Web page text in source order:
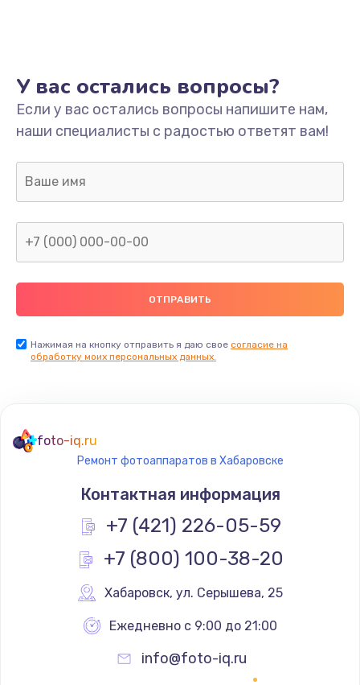
Замена/Pемонт карбюратора
1300 руб.
Заказать
Ремонт капиллярной трубки
400 руб.
Заказать
Замена термостата
1200 руб.
Заказать
Замена реле
Замена термопредохранителя
700 руб.
У вас остались вопросы?
Если у вас остались вопросы напишите нам,
наши специалисты с радостью ответят вам!
Нажимая на кнопку отправить я даю свое согласие на
обработку моих персональных данных.
foto-iq.ru
Ремонт фотоаппаратов в Хабаровске
Контактная информация
+7 (421) 226-05-59
+7 (800) 100-38-20
Хабаровск, ул. Серышева, 25
Ежедневно с 9:00 до 21:00
info@foto-iq.ru